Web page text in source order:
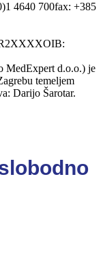
4640 700fax: +385
OIB:
MedExpert d.o.o.) je
temeljem
Darijo Šarotar.